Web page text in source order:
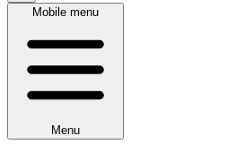
Mobile menu
Menu